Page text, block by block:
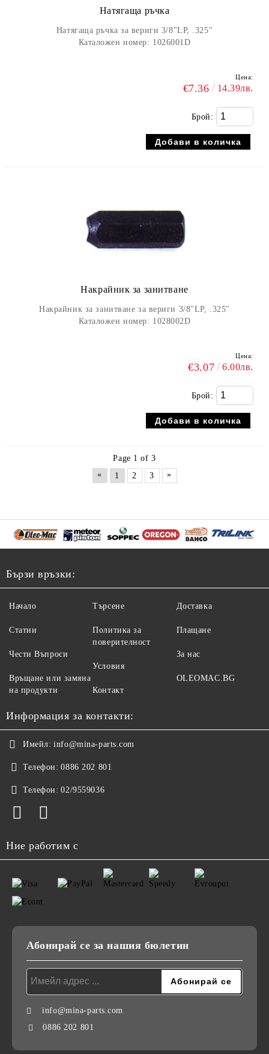
Натягаща ръчка
Натягаща ръчка за вериги 3/8"LP, .325"
Каталожен номер: 1026001D
Цена:
€7.36 14.39лв.
Брой:
Накрайник за занитване
Накрайник за занитване за вериги 3/8"LP, .325"
Каталожен номер: 1028002D
Цена:
€3.07 6.00лв.
Брой:
Page 1 of 3
«
1 2 3 »
Бързи връзки:
Начало
Статии
Чести Въпроси
Връщане или замяна
на продукти
Търсене
Политика за
поверителност
Условия
Контакт
Доставка
Плащане
За нас
OLEOMAC.BG
Информация за контакти:
Имейл: info@mina-parts.com
Телефон: 0886 202 801
Телефон: 02/9559036
Ние работим с
Абонирай се за нашия бюлетин
info@mina-parts.com
0886 202 801